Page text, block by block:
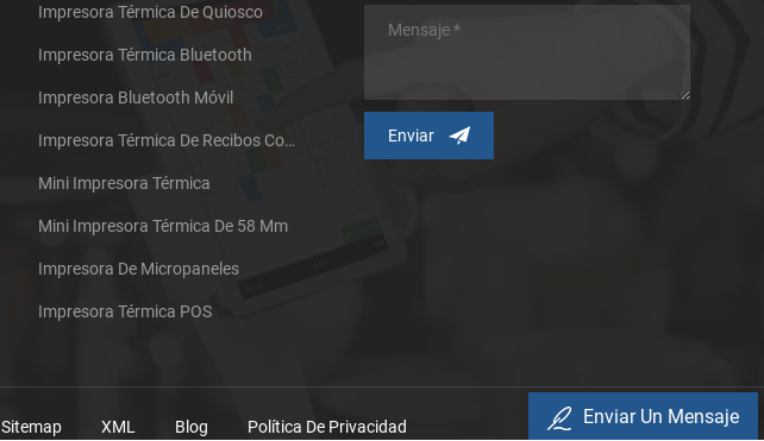
Impresora Térmica De Quiosco
Impresora Térmica Bluetooth
Impresora Bluetooth Móvil
Impresora Térmica De Recibos Con Micropanel.
Mini Impresora Térmica
Mini Impresora Térmica De 58 Mm
Impresora De Micropaneles
Impresora Térmica POS
Sitemap XML Blog Política De Privacidad Enviar Un Mensaje